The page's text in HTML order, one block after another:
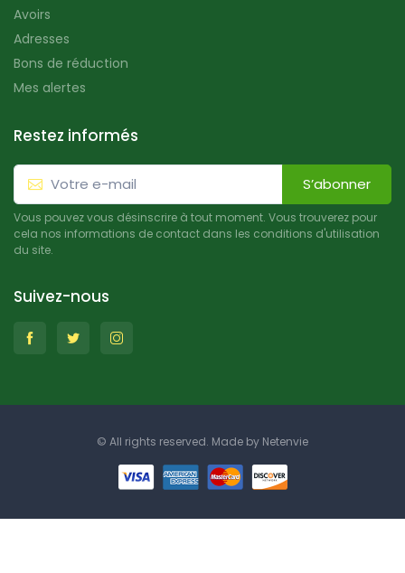
Avoirs
Adresses
Bons de réduction
Mes alertes
Restez informés
S’abonner
Vous pouvez vous désinscrire à tout moment. Vous trouverez pour
cela nos informations de contact dans les conditions d'utilisation
du site.
Suivez-nous
© All rights reserved. Made by Netenvie